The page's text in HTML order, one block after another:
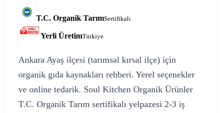
T.C. Organik TarımSertifikalı
Yerli ÜretimTürkiye
Ankara Ayaş ilçesi (tarımsal kırsal ilçe) için
organik gıda kaynakları rehberi. Yerel seçenekler
ve online tedarik. Soul Kitchen Organik Ürünler
T.C. Organik Tarım sertifikalı yelpazesi 2-3 iş